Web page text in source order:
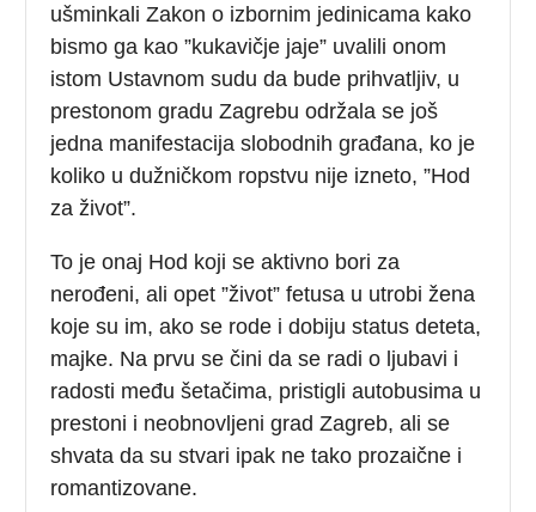
ušminkali Zakon o izbornim jedinicama kako
bismo ga kao ”kukavičje jaje” uvalili onom
istom Ustavnom sudu da bude prihvatljiv, u
prestonom gradu Zagrebu održala se još
jedna manifestacija slobodnih građana, ko je
koliko u dužničkom ropstvu nije izneto, ”Hod
za život”.
To je onaj Hod koji se aktivno bori za
nerođeni, ali opet ”život” fetusa u utrobi žena
koje su im, ako se rode i dobiju status deteta,
majke. Na prvu se čini da se radi o ljubavi i
radosti među šetačima, pristigli autobusima u
prestoni i neobnovljeni grad Zagreb, ali se
shvata da su stvari ipak ne tako prozaične i
romantizovane.